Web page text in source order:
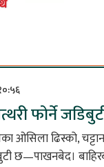
फोर्ने
ओसिला ढिस्को,
छ—पाखनबेद।